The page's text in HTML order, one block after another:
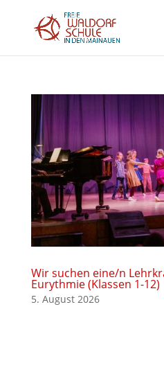
Wir suchen eine/n
Eurythmie (Klassen 1-12)
5. August 2026